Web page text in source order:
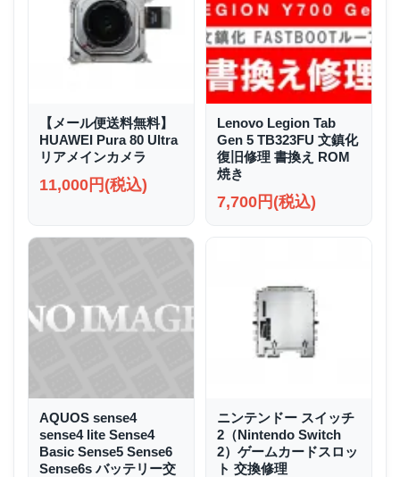
【メール便送料無料】
HUAWEI Pura 80 Ultra
リアメインカメラ
11,000円(税込)
Lenovo Legion Tab
Gen 5 TB323FU 文鎮化
復旧修理 書換え ROM
焼き
7,700円(税込)
AQUOS sense4
sense4 lite Sense4
Basic Sense5 Sense6
Sense6s バッテリー交
ニンテンドー スイッチ
2（Nintendo Switch
2）ゲームカードスロッ
ト 交換修理